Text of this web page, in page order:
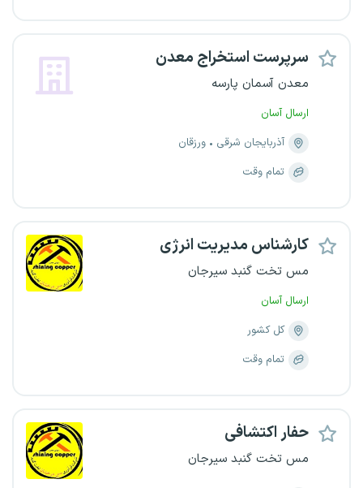
سرپرست استخراج معدن
معدن آسمان پارسه
ارسال آسان
آذربایجان شرقی
ورزقان
تمام وقت
کارشناس مدیریت انرژی
مس تخت گنبد سیرجان
ارسال آسان
کل کشور
تمام وقت
حفار اکتشافی
مس تخت گنبد سیرجان